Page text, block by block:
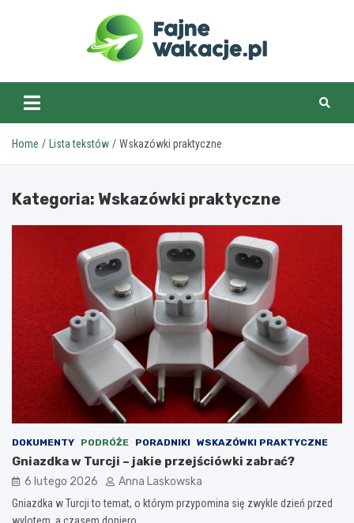
fajnewakacje.pl
Home Lista tekstów Wskazówki praktyczne
Kategoria: Wskazówki praktyczne
DOKUMENTY PODRÓŻE PORADNIKI WSKAZÓWKI PRAKTYCZNE
Gniazdka w Turcji – jakie przejściówki zabrać?
6 lutego 2026 Anna Laskowska
Gniazdka w Turcji to temat, o którym przypomina się zwykle dzień przed
wylotem, a czasem dopiero…